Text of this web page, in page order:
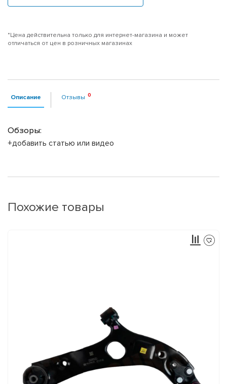
*Цена действительна только для интернет-магазина и может
отличаться от цен в розничных магазинах
Описание Отзывы
Обзоры:
+добавить статью или видео
Похожие товары